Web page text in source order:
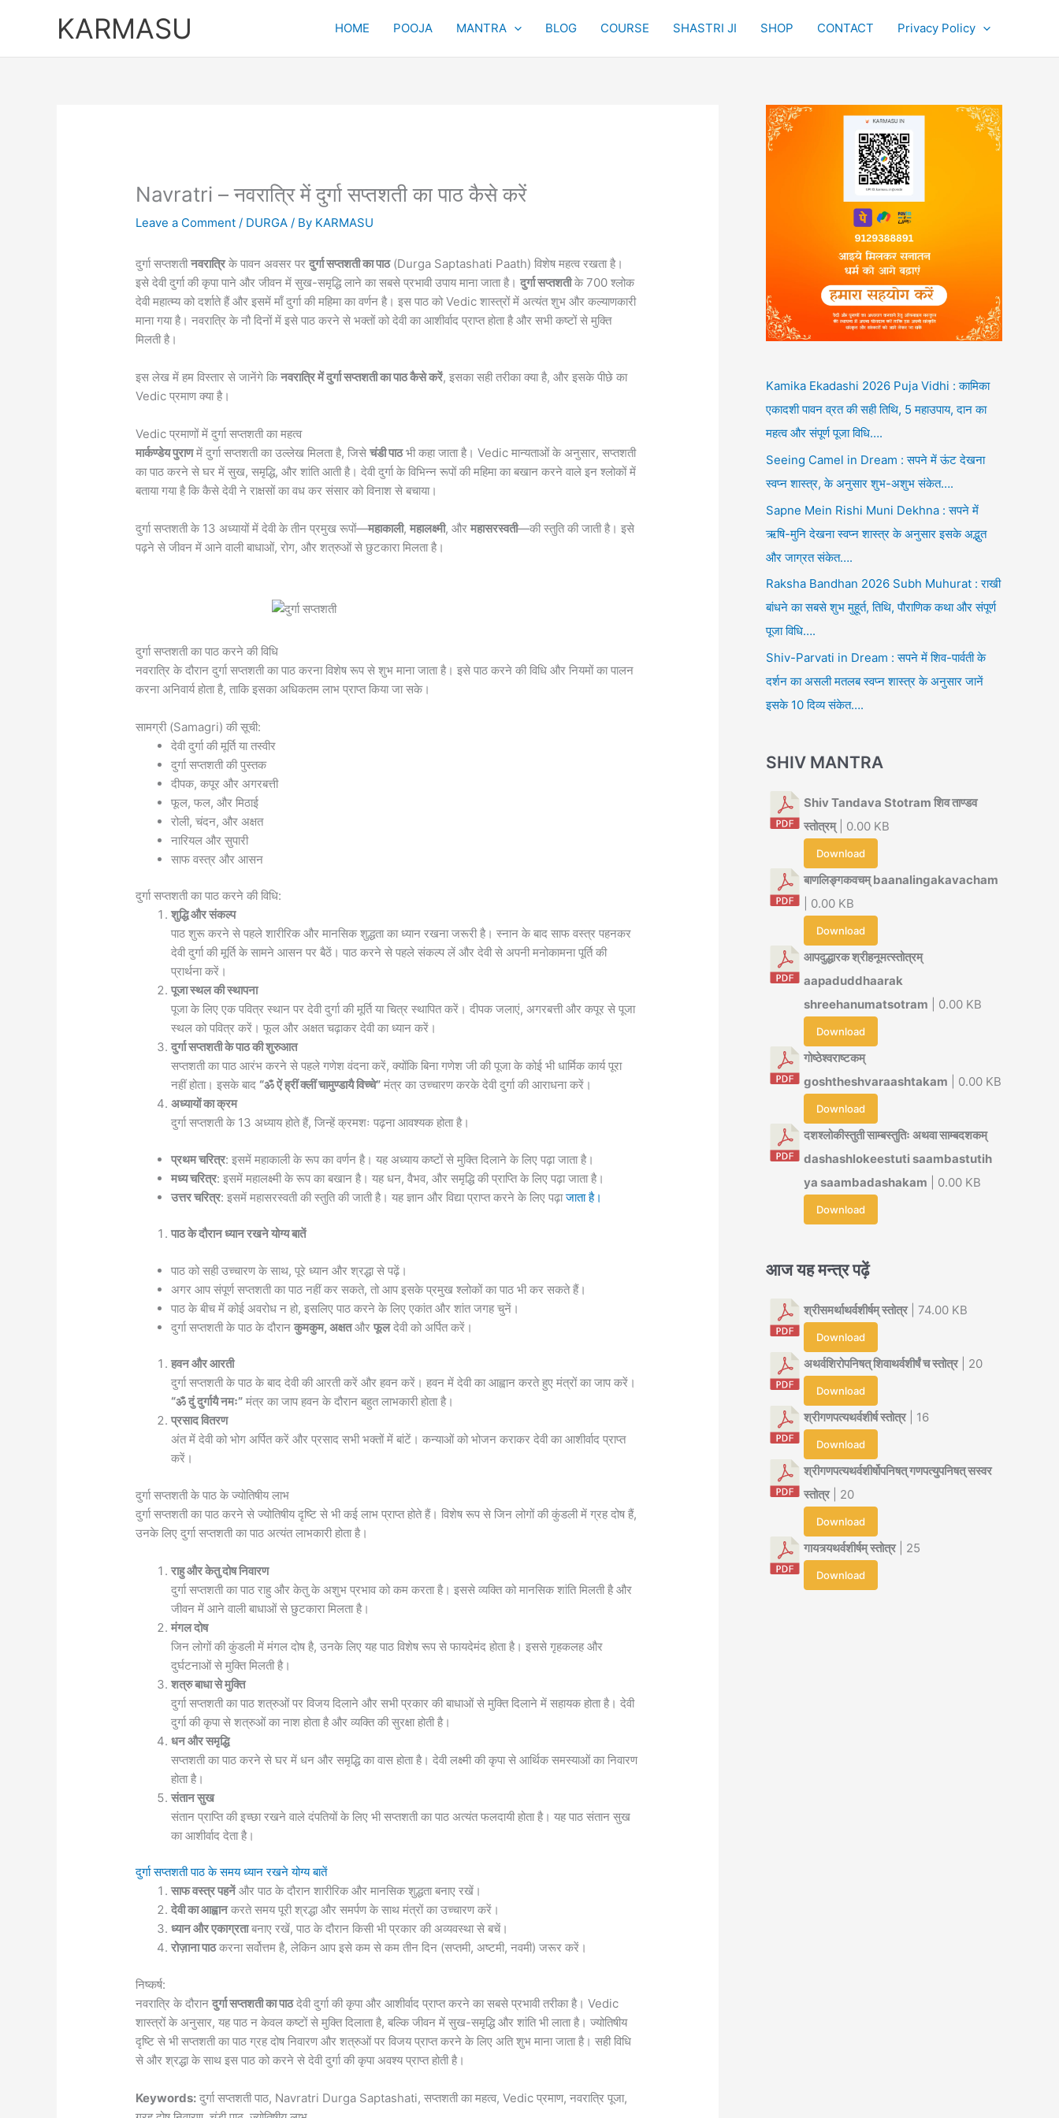
KARMASU HOME POOJA MANTRA BLOG COURSE SHASTRI JI SHOP CONTACT Privacy Policy
Navratri – नवरात्रि में दुर्गा सप्तशती का पाठ कैसे करें
Leave a Comment / DURGA / By KARMASU
दुर्गा सप्तशतीनवरात्रिके पावन अवसर परदुर्गा सप्तशती का पाठ(Durga Saptashati Paath) विशेष महत्व रखता है।
इसे देवी दुर्गा की कृपा पाने और जीवन में सुख-समृद्धि लाने का सबसे प्रभावी उपाय माना जाता है।दुर्गा सप्तशतीके 700 श्लोक
देवी महात्म्य को दर्शाते हैं और इसमें माँ दुर्गा की महिमा का वर्णन है। इस पाठ को Vedic शास्त्रों में अत्यंत शुभ और कल्याणकारी
माना गया है। नवरात्रि के नौ दिनों में इसे पाठ करने से भक्तों को देवी का आशीर्वाद प्राप्त होता है और सभी कष्टों से मुक्ति
मिलती है।
इस लेख में हम विस्तार से जानेंगे किनवरात्रि में दुर्गा सप्तशती का पाठ कैसे करें, इसका सही तरीका क्या है, और इसके पीछे का
Vedic प्रमाण क्या है।
Vedic प्रमाणों में दुर्गा सप्तशती का महत्व
मार्कण्डेय पुराणमें दुर्गा सप्तशती का उल्लेख मिलता है, जिसेचंडी पाठभी कहा जाता है। Vedic मान्यताओं के अनुसार, सप्तशती
का पाठ करने से घर में सुख, समृद्धि, और शांति आती है। देवी दुर्गा के विभिन्न रूपों की महिमा का बखान करने वाले इन श्लोकों में
बताया गया है कि कैसे देवी ने राक्षसों का वध कर संसार को विनाश से बचाया।
दुर्गा सप्तशती के 13 अध्यायों में देवी के तीन प्रमुख रूपों—महाकाली,महालक्ष्मी, औरमहासरस्वती—की स्तुति की जाती है। इसे
पढ़ने से जीवन में आने वाली बाधाओं, रोग, और शत्रुओं से छुटकारा मिलता है।
दुर्गा सप्तशती का पाठ करने की विधि
नवरात्रि के दौरान दुर्गा सप्तशती का पाठ करना विशेष रूप से शुभ माना जाता है। इसे पाठ करने की विधि और नियमों का पालन
करना अनिवार्य होता है, ताकि इसका अधिकतम लाभ प्राप्त किया जा सके।
सामग्री (Samagri) की सूची:
देवी दुर्गा की मूर्ति या तस्वीर
दुर्गा सप्तशती की पुस्तक
दीपक, कपूर और अगरबत्ती
फूल, फल, और मिठाई
रोली, चंदन, और अक्षत
नारियल और सुपारी
साफ वस्त्र और आसन
दुर्गा सप्तशती का पाठ करने की विधि:
शुद्धि और संकल्प
पाठ शुरू करने से पहले शारीरिक और मानसिक शुद्धता का ध्यान रखना जरूरी है। स्नान के बाद साफ वस्त्र पहनकर
देवी दुर्गा की मूर्ति के सामने आसन पर बैठें। पाठ करने से पहले संकल्प लें और देवी से अपनी मनोकामना पूर्ति की
प्रार्थना करें।
पूजा स्थल की स्थापना
पूजा के लिए एक पवित्र स्थान पर देवी दुर्गा की मूर्ति या चित्र स्थापित करें। दीपक जलाएं, अगरबत्ती और कपूर से पूजा
स्थल को पवित्र करें। फूल और अक्षत चढ़ाकर देवी का ध्यान करें।
दुर्गा सप्तशती के पाठ की शुरुआत
सप्तशती का पाठ आरंभ करने से पहले गणेश वंदना करें, क्योंकि बिना गणेश जी की पूजा के कोई भी धार्मिक कार्य पूरा
नहीं होता। इसके बाद “ॐ ऐं ह्रीं क्लीं चामुण्डायै विच्चे” मंत्र का उच्चारण करके देवी दुर्गा की आराधना करें।
अध्यायों का क्रम
दुर्गा सप्तशती के 13 अध्याय होते हैं, जिन्हें क्रमशः पढ़ना आवश्यक होता है।
प्रथम चरित्र: इसमें महाकाली के रूप का वर्णन है। यह अध्याय कष्टों से मुक्ति दिलाने के लिए पढ़ा जाता है।
मध्य चरित्र: इसमें महालक्ष्मी के रूप का बखान है। यह धन, वैभव, और समृद्धि की प्राप्ति के लिए पढ़ा जाता है।
उत्तर चरित्र: इसमें महासरस्वती की स्तुति की जाती है। यह ज्ञान और विद्या प्राप्त करने के लिए पढ़ाजाता है।
पाठ के दौरान ध्यान रखने योग्य बातें
पाठ को सही उच्चारण के साथ, पूरे ध्यान और श्रद्धा से पढ़ें।
अगर आप संपूर्ण सप्तशती का पाठ नहीं कर सकते, तो आप इसके प्रमुख श्लोकों का पाठ भी कर सकते हैं।
पाठ के बीच में कोई अवरोध न हो, इसलिए पाठ करने के लिए एकांत और शांत जगह चुनें।
दुर्गा सप्तशती के पाठ के दौरानकुमकुम, अक्षतऔरफूलदेवी को अर्पित करें।
हवन और आरती
दुर्गा सप्तशती के पाठ के बाद देवी की आरती करें और हवन करें। हवन में देवी का आह्वान करते हुए मंत्रों का जाप करें।
“ॐ दुं दुर्गायै नमः” मंत्र का जाप हवन के दौरान बहुत लाभकारी होता है।
प्रसाद वितरण
अंत में देवी को भोग अर्पित करें और प्रसाद सभी भक्तों में बांटें। कन्याओं को भोजन कराकर देवी का आशीर्वाद प्राप्त
करें।
दुर्गा सप्तशती के पाठ के ज्योतिषीय लाभ
दुर्गा सप्तशती का पाठ करने से ज्योतिषीय दृष्टि से भी कई लाभ प्राप्त होते हैं। विशेष रूप से जिन लोगों की कुंडली में ग्रह दोष हैं,
उनके लिए दुर्गा सप्तशती का पाठ अत्यंत लाभकारी होता है।
राहु और केतु दोष निवारण
दुर्गा सप्तशती का पाठ राहु और केतु के अशुभ प्रभाव को कम करता है। इससे व्यक्ति को मानसिक शांति मिलती है और
जीवन में आने वाली बाधाओं से छुटकारा मिलता है।
मंगल दोष
जिन लोगों की कुंडली में मंगल दोष है, उनके लिए यह पाठ विशेष रूप से फायदेमंद होता है। इससे गृहकलह और
दुर्घटनाओं से मुक्ति मिलती है।
शत्रु बाधा से मुक्ति
दुर्गा सप्तशती का पाठ शत्रुओं पर विजय दिलाने और सभी प्रकार की बाधाओं से मुक्ति दिलाने में सहायक होता है। देवी
दुर्गा की कृपा से शत्रुओं का नाश होता है और व्यक्ति की सुरक्षा होती है।
धन और समृद्धि
सप्तशती का पाठ करने से घर में धन और समृद्धि का वास होता है। देवी लक्ष्मी की कृपा से आर्थिक समस्याओं का निवारण
होता है।
संतान सुख
संतान प्राप्ति की इच्छा रखने वाले दंपतियों के लिए भी सप्तशती का पाठ अत्यंत फलदायी होता है। यह पाठ संतान सुख
का आशीर्वाद देता है।
दुर्गा सप्तशती पाठ के समय ध्यान रखने योग्य बातें
साफ वस्त्र पहनेंऔर पाठ के दौरान शारीरिक और मानसिक शुद्धता बनाए रखें।
देवी का आह्वानकरते समय पूरी श्रद्धा और समर्पण के साथ मंत्रों का उच्चारण करें।
ध्यान और एकाग्रताबनाए रखें, पाठ के दौरान किसी भी प्रकार की अव्यवस्था से बचें।
रोज़ाना पाठकरना सर्वोत्तम है, लेकिन आप इसे कम से कम तीन दिन (सप्तमी, अष्टमी, नवमी) जरूर करें।
निष्कर्ष:
नवरात्रि के दौरानदुर्गा सप्तशती का पाठदेवी दुर्गा की कृपा और आशीर्वाद प्राप्त करने का सबसे प्रभावी तरीका है। Vedic
शास्त्रों के अनुसार, यह पाठ न केवल कष्टों से मुक्ति दिलाता है, बल्कि जीवन में सुख-समृद्धि और शांति भी लाता है। ज्योतिषीय
दृष्टि से भी सप्तशती का पाठ ग्रह दोष निवारण और शत्रुओं पर विजय प्राप्त करने के लिए अति शुभ माना जाता है। सही विधि
से और श्रद्धा के साथ इस पाठ को करने से देवी दुर्गा की कृपा अवश्य प्राप्त होती है।
Keywords: दुर्गा सप्तशती पाठ, Navratri Durga Saptashati, सप्तशती का महत्व, Vedic प्रमाण, नवरात्रि पूजा,
Kamika Ekadashi 2026 Puja Vidhi : कामिका
एकादशी पावन व्रत की सही तिथि, 5 महाउपाय, दान का
महत्व और संपूर्ण पूजा विधि….
Seeing Camel in Dream : सपने में ऊंट देखना
स्वप्न शास्त्र, के अनुसार शुभ-अशुभ संकेत….
Sapne Mein Rishi Muni Dekhna : सपने में
ऋषि-मुनि देखना स्वप्न शास्त्र के अनुसार इसके अद्भुत
और जाग्रत संकेत….
Raksha Bandhan 2026 Subh Muhurat : राखी
बांधने का सबसे शुभ मुहूर्त, तिथि, पौराणिक कथा और संपूर्ण
पूजा विधि….
Shiv-Parvati in Dream : सपने में शिव-पार्वती के
दर्शन का असली मतलब स्वप्न शास्त्र के अनुसार जानें
इसके 10 दिव्य संकेत….
SHIV MANTRA
Shiv Tandava Stotram शिव ताण्डव
स्तोत्रम्| 0.00 KB
Download
बाणलिङ्गकवचम् baanalingakavacham
| 0.00 KB
Download
आपदुद्धारक श्रीहनूमत्स्तोत्रम्
aapaduddhaarak
shreehanumatsotram | 0.00 KB
Download
गोष्ठेश्वराष्टकम्
goshtheshvaraashtakam | 0.00 KB
Download
दशश्लोकीस्तुती साम्बस्तुतिः अथवा साम्बदशकम्
dashashlokeestuti saambastutih
ya saambadashakam | 0.00 KB
Download
आज यह मन्त्र पढ़ें
श्रीसमर्थाथर्वशीर्षम् स्तोत्र| 74.00 KB
Download
अथर्वशिरोपनिषत् शिवाथर्वशीर्षं च स्तोत्र| 20
Download
श्रीगणपत्यथर्वशीर्ष स्तोत्र| 16
Download
श्रीगणपत्यथर्वशीर्षोपनिषत् गणपत्युपनिषत् सस्वर
स्तोत्र| 20
Download
गायत्र्यथर्वशीर्षम् स्तोत्र| 25
Download